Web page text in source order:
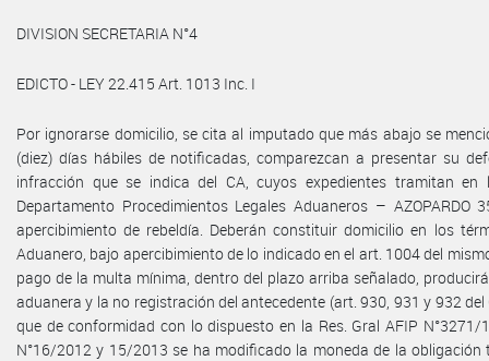
DIVISION SECRETARIA N°4
EDICTO - LEY 22.415 Art. 1013 Inc. I
Por ignorarse domicilio, se cita al imputado que más abajo se
(diez) días hábiles de notificadas, comparezcan a presentar su
infracción que se indica del CA, cuyos expedientes tramitan en
Departamento Procedimientos Legales Aduaneros – AZOPARDO
apercibimiento de rebeldía. Deberán constituir domicilio en los
Aduanero, bajo apercibimiento de lo indicado en el art. 1004 del
pago de la multa mínima, dentro del plazo arriba señalado,
aduanera y la no registración del antecedente (art. 930, 931 y 932 del
que de conformidad con lo dispuesto en la Res. Gral AFIP N°3271/
N°16/2012 y 15/2013 se ha modificado la moneda de la